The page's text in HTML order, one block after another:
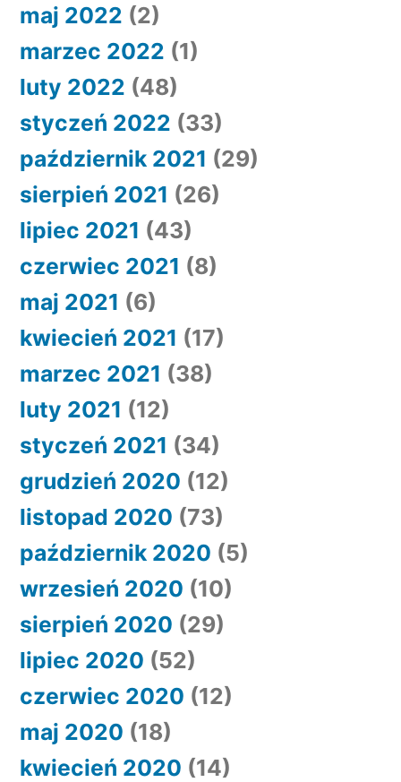
maj 2022 (2)
marzec 2022 (1)
luty 2022 (48)
styczeń 2022 (33)
październik 2021 (29)
sierpień 2021 (26)
lipiec 2021 (43)
czerwiec 2021 (8)
maj 2021 (6)
kwiecień 2021 (17)
marzec 2021 (38)
luty 2021 (12)
styczeń 2021 (34)
grudzień 2020 (12)
listopad 2020 (73)
październik 2020 (5)
wrzesień 2020 (10)
sierpień 2020 (29)
lipiec 2020 (52)
czerwiec 2020 (12)
maj 2020 (18)
kwiecień 2020 (14)